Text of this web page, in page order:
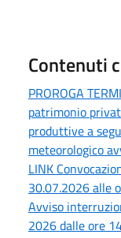
Contenuti
PROROGA
patrimonio
produttive a
meteorologico
LINK
30.07.2026 alle
Avviso
2026 dalle ore